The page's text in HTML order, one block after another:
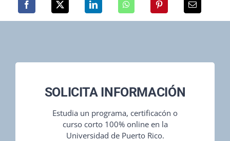
SOLICITA INFORMACIÓN
Estudia un programa, certificacón o
curso corto 100% online en la
Universidad de Puerto Rico.